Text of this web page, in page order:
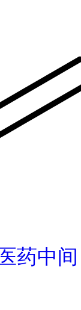
药中间